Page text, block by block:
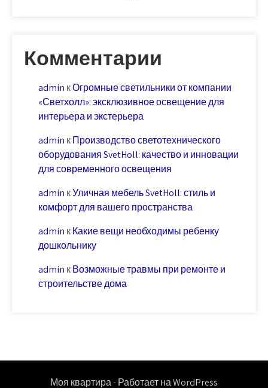
Комментарии
admin кОгромные светильники от компании
«Светхолл»: эксклюзивное освещение для
интерьера и экстерьера
admin кПроизводство светотехнического
оборудования SvetHoll: качество и инновации
для современного освещения
admin кУличная мебель SvetHoll: стиль и
комфорт для вашего пространства
admin кКакие вещи необходимы ребенку
дошкольнику
admin кВозможные травмы при ремонте и
строительстве дома
Моя квартира - Работает на WordPress